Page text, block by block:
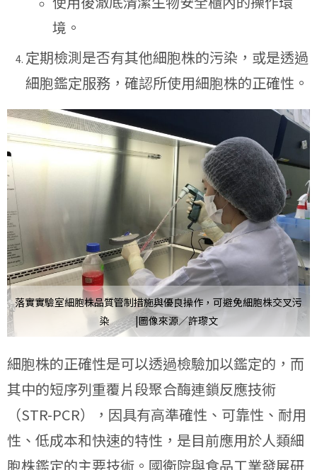
境。
定期檢測是否有其他細胞株的污染，或是透過
細胞鑑定服務，確認所使用細胞株的正確性。
落實實驗室細胞株品質管制措施與優良操作，可避免細胞株交叉污
染 |圖像來源／許瓈文
細胞株的正確性是可以透過檢驗加以鑑定的，而
其中的短序列重覆片段聚合酶連鎖反應技術
（STR-PCR），因具有高準確性、可靠性、耐用
性、低成本和快速的特性，是目前應用於人類細
胞株鑑定的主要技術。國衛院與食品工業發展研